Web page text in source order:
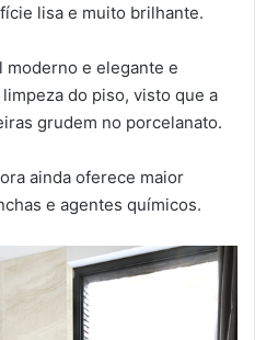
lisa e muito brilhante.
moderno e elegante e
do piso, visto que a
grudem no porcelanato.
ainda oferece maior
e agentes químicos.